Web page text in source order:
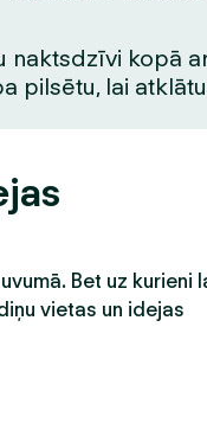
kopā
pilsētu, lai
Bet uz kurieni
vietas un idejas